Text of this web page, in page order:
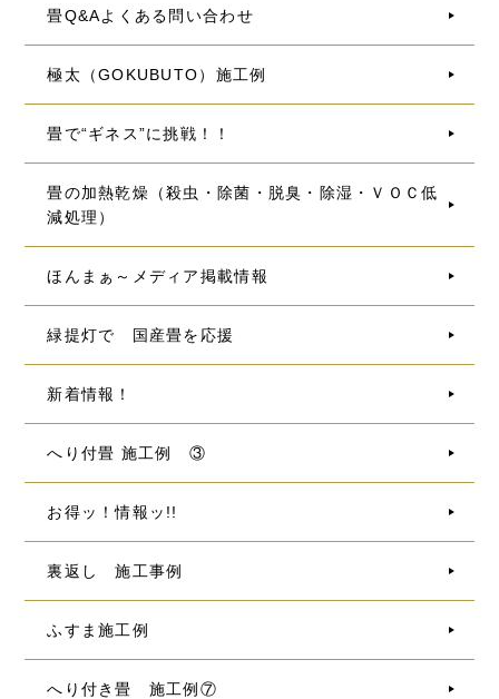
畳Q&Aよくある問い合わせ
極太（GOKUBUTO）施工例
畳で“ギネス”に挑戦！！
畳の加熱乾燥（殺虫・除菌・脱臭・除湿・ＶＯＣ低
減処理）
ほんまぁ～メディア掲載情報
緑提灯で 国産畳を応援
新着情報！
へり付畳 施工例 ③
お得ッ！情報ッ!!
裏返し 施工事例
ふすま施工例
へり付き畳 施工例⑦